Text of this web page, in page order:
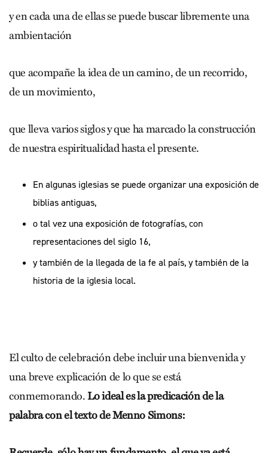
y en cada una de ellas se puede buscar libremente una
ambientación
que acompañe la idea de un camino, de un recorrido,
de un movimiento,
que lleva varios siglos y que ha marcado la construcción
de nuestra espiritualidad hasta el presente.
En algunas iglesias se puede organizar una exposición de
biblias antiguas,
o tal vez una exposición de fotografías, con
representaciones del siglo 16,
y también de la llegada de la fe al país, y también de la
historia de la iglesia local.
El culto de celebración debe incluir una bienvenida y
una breve explicación de lo que se está
conmemorando.Lo ideal es la predicación de la
palabra con el texto de Menno Simons: